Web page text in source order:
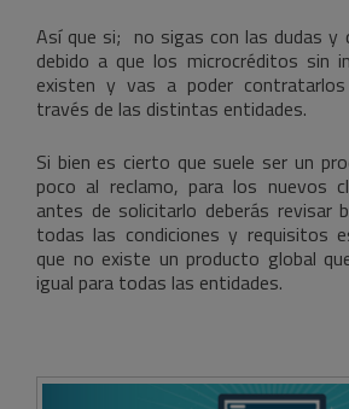
Así que si; no sigas con las dudas y
debido a que los microcréditos sin
existen y vas a poder
través de las distintas entidades.
Si bien es cierto que suele ser un
poco al reclamo, para los nuevos
antes de solicitarlo deberás revisar
todas las condiciones y requisitos
que no existe un producto global
igual para todas las entidades.